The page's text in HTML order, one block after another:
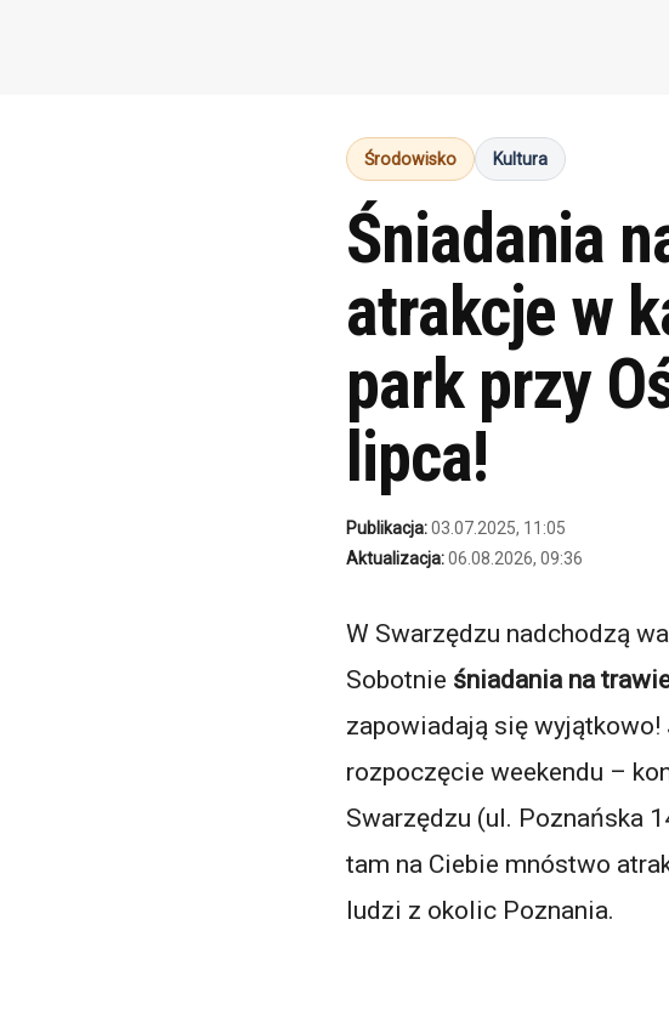
Środowisko Kultura
Śniadania
atrakcje w
park przy
lipca!
Publikacja:03.07.2025, 11:05
Aktualizacja:06.08.2026, 09:36
W Swarzędzu nadchodzą
Sobotnie śniadania na
zapowiadają się wyjątkowo!
rozpoczęcie weekendu –
Swarzędzu (ul. Poznańska
tam na Ciebie mnóstwo
ludzi z okolic Poznania.